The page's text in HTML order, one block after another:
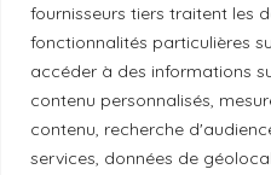
fournisseurs tiers traitent les
fonctionnalités particulières
accéder à des informations
contenu personnalisés,
contenu, recherche
services, données de
Politique éthique
Reconnaissance du